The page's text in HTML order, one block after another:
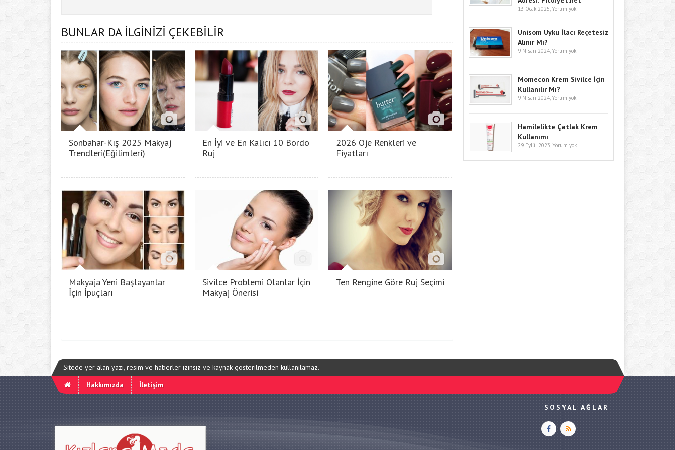
BUNLAR DA İLGİNİZİ ÇEKEBİLİR
Sonbahar-Kış 2025 Makyaj
Trendleri(Eğilimleri)
En İyi ve En Kalıcı 10 Bordo
Ruj
2026 Oje Renkleri ve
Fiyatları
Makyaja Yeni Başlayanlar
İçin İpuçları
Sivilce Problemi Olanlar İçin
Makyaj Önerisi
Ten Rengine Göre Ruj Seçimi
13 Ocak 2025, Yorum yok
Unisom Uyku İlacı Reçetesiz
Alınır Mı?
9 Nisan 2024, Yorum yok
Momecon Krem Sivilce İçin
Kullanılır Mı?
9 Nisan 2024, Yorum yok
Hamilelikte Çatlak Krem
Kullanımı
29 Eylül 2023, Yorum yok
Sitede yer alan yazı, resim ve haberler izinsiz ve kaynak gösterilmeden kullanılamaz.
Hakkımızda
İletişim
SOSYAL AĞLAR